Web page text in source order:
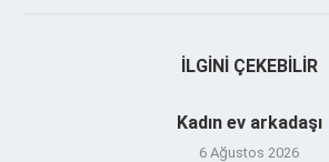
İLGINI ÇEKEBILIR
Kadın ev arkadaşı
6 Ağustos 2026